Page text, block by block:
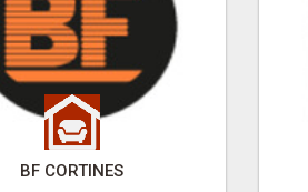
BF CORTINES